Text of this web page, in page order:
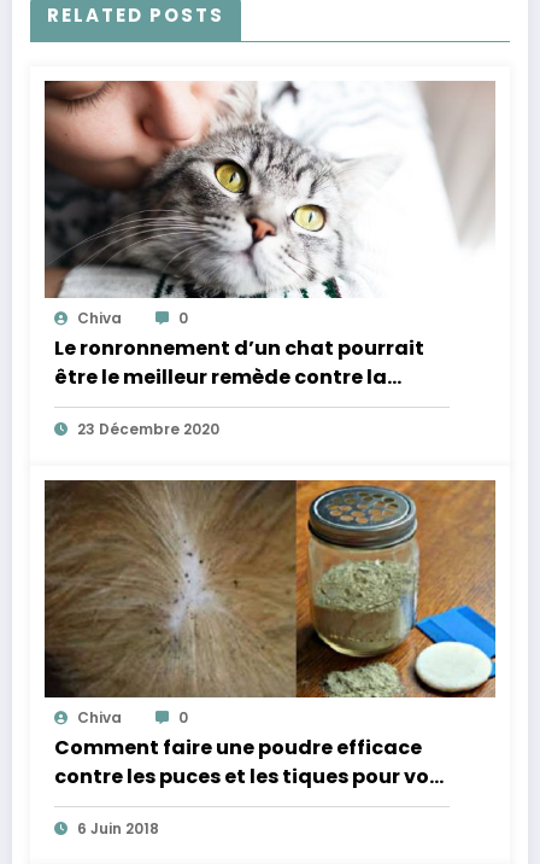
RELATED POSTS
Chiva 0
Le ronronnement d’un chat pourrait
être le meilleur remède contre la
douleur physique
23 Décembre 2020
Chiva 0
Comment faire une poudre efficace
contre les puces et les tiques pour vos
animaux de compagnie
6 Juin 2018